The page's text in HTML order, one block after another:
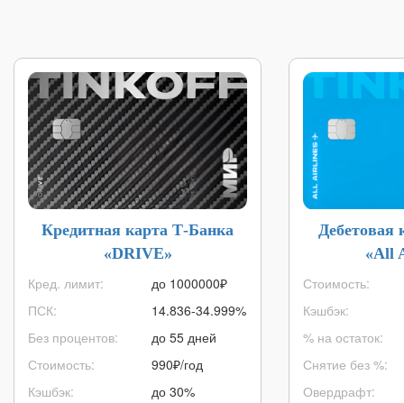
Кредитная карта Т-Банка
«DRIVE»
Кред. лимит:
ПСК:
Без процентов:
Стоимость:
Кэшбэк:
до 1000000₽
14.836-34.999%
до 55 дней
990₽/год
до 30%
Дебетовая
«All
Стоимость:
Кэшбэк:
% на остаток:
Снятие без %:
Овердрафт: